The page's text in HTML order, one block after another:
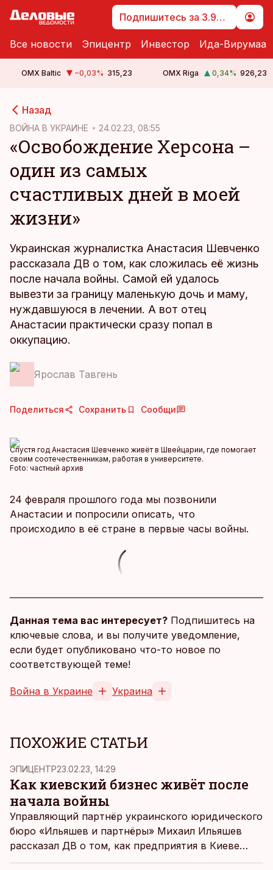
Подпишитесь за 3.99 €
Все новости Эпицентр Инвестор Ида-Вирумаа
OMX Baltic −0,03% 315,23 OMX Riga 0,34% 926,23
Назад
ВОЙНА В УКРАИНЕ 24.02.23, 08:55
«Освобождение Херсона –
один из самых
счастливых дней в моей
жизни»
Украинская журналистка Анастасия Шевченко
рассказала ДВ о том, как сложилась её жизнь
после начала войны. Самой ей удалось
вывезти за границу маленькую дочь и маму,
нуждавшуюся в лечении. А вот отец
Анастасии практически сразу попал в
оккупацию.
Ярослав Тавгень
Поделиться Сохранить Сообщи
Спустя год Анастасия Шевченко живёт в Швейцарии, где помогает
своим соотечественникам, работая в университете.
Foto: частный архив
24 февраля прошлого года мы позвонили
Анастасии и попросили описать, что
происходило в её стране в первые часы войны.
Данная тема вас интересует? Подпишитесь на
ключевые слова, и вы получите уведомление,
если будет опубликовано что-то новое по
соответствующей теме!
Война в Украине Украина
ПОХОЖИЕ СТАТЬИ
ЭПИЦЕНТР23.02.23, 14:29
Как киевский бизнес живёт после
начала войны
Управляющий партнёр украинского юридического
бюро «Ильяшев и партнёры» Михаил Ильяшев
рассказал ДВ о том, как предприятия в Киеве
жили во время войны. По его словам, первые дни